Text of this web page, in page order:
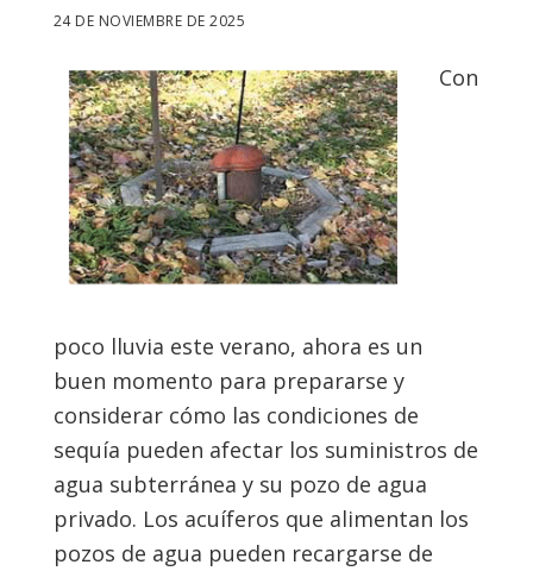
24 DE NOVIEMBRE DE 2025
Con
poco lluvia este verano, ahora es un
buen momento para prepararse y
considerar cómo las condiciones de
sequía pueden afectar los suministros de
agua subterránea y su pozo de agua
privado. Los acuíferos que alimentan los
pozos de agua pueden recargarse de